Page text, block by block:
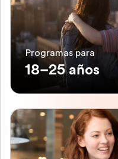
Programas para
18–25 años